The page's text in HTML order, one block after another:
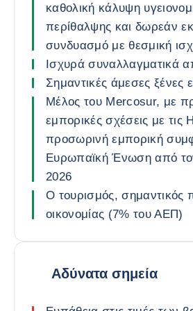
καθολική κάλυψη
περίθαλψης και δωρεάν
συνδυασμό με θεσμική
Ισχυρά συναλλαγματικά
Σημαντικές άμεσες ξένες
Μέλος του Mercosur, με
εμπορικές σχέσεις με τις
προσωρινή εμπορική
Ευρωπαϊκή Ένωση από
2026
Ο τουρισμός, σημαντικός
οικονομίας (7% του ΑΕΠ)
Αδύνατα σημεία